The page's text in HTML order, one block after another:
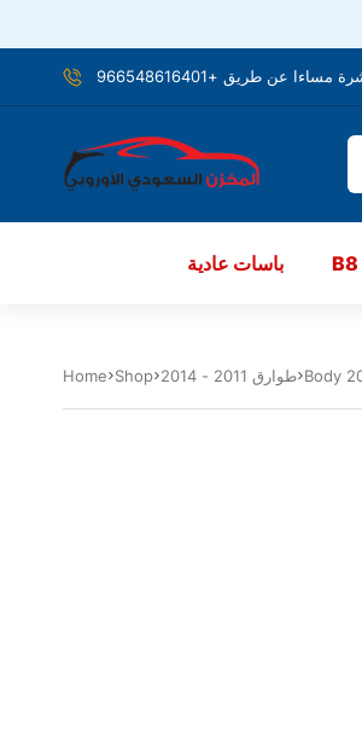
باسات عادية
Home Shop طوارق 2011 - 2014